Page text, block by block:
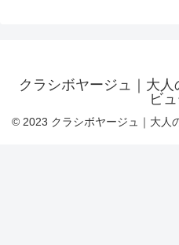
クラシボヤージュ｜大
ビ
© 2023 クラシボヤージュ｜大人